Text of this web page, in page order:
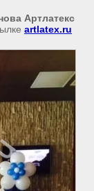
Артлатекс
artlatex.ru